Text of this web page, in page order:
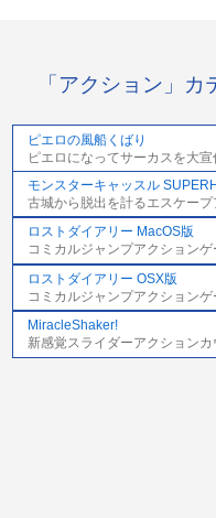
「アクション」
ピエロの風船くばり
ピエロになってサーカスを大宣
モンスターキャッスル
古城から脱出を計るエスケー
ロストダイアリー MacOS版
コミカルジャンプアクションゲ
ロストダイアリー OSX版
コミカルジャンプアクションゲ
MiracleShaker!
新感覚スライダーアクション